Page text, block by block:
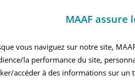
Automatique
MAAF assure
vous naviguez sur notre site,
la performance du site,
accéder à des informations sur